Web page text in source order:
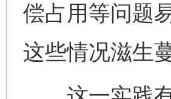
偿占用等问题
这些情况滋生
网上购药对药下症？